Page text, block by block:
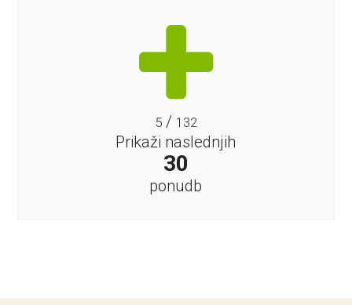
5/ 132
Prikaži naslednjih
30
ponudb